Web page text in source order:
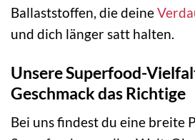
Ballaststoffen, die deine
und dich länger satt halten.
Unsere Superfood-
Geschmack das Richtige
Bei uns findest du eine breite